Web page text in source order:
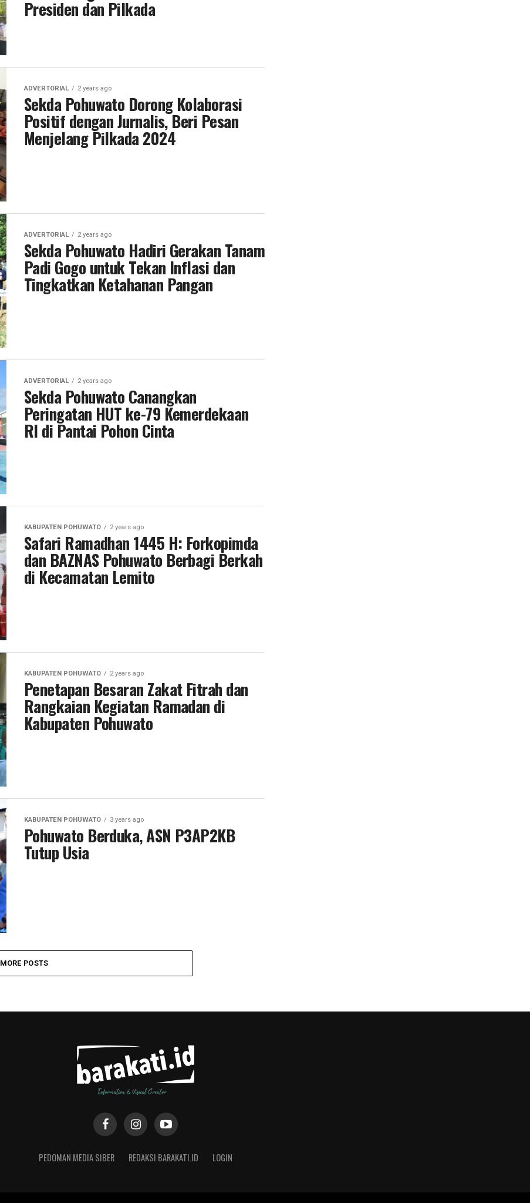
Presiden dan Pilkada
ADVERTORIAL 2 years ago
Sekda Pohuwato Dorong Kolaborasi
Positif dengan Jurnalis, Beri Pesan
Menjelang Pilkada 2024
ADVERTORIAL 2 years ago
Sekda Pohuwato Hadiri Gerakan Tanam
Padi Gogo untuk Tekan Inflasi dan
Tingkatkan Ketahanan Pangan
ADVERTORIAL 2 years ago
Sekda Pohuwato Canangkan
Peringatan HUT ke-79 Kemerdekaan
RI di Pantai Pohon Cinta
KABUPATEN POHUWATO 2 years ago
Safari Ramadhan 1445 H: Forkopimda
dan BAZNAS Pohuwato Berbagi Berkah
di Kecamatan Lemito
KABUPATEN POHUWATO 2 years ago
Penetapan Besaran Zakat Fitrah dan
Rangkaian Kegiatan Ramadan di
Kabupaten Pohuwato
KABUPATEN POHUWATO 3 years ago
Pohuwato Berduka, ASN P3AP2KB
Tutup Usia
MORE POSTS
PEDOMAN MEDIA SIBER REDAKSI BARAKATI.ID LOGIN